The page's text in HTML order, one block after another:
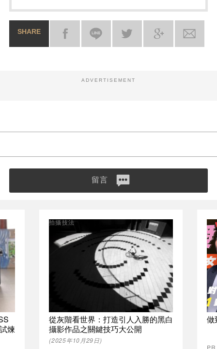
SHARE
ADVERTISEMENT
留言
煉
從灰階看世界：打造引人入勝的黑白
攝影作品之關鍵技巧大公開
拍攝技法
(2025年10月29日)
做